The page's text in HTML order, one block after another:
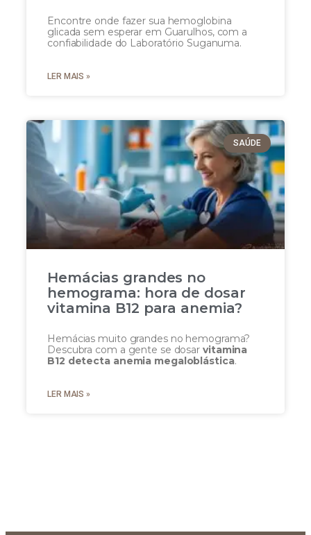
Encontre onde fazer sua hemoglobina
glicada sem esperar em Guarulhos, com a
confiabilidade do Laboratório Suganuma.
LER MAIS »
SAÚDE
Hemácias grandes no
hemograma: hora de dosar
vitamina B12 para anemia?
Hemácias muito grandes no hemograma?
Descubra com a gente se dosar vitamina
B12 detecta anemia megaloblástica.
LER MAIS »